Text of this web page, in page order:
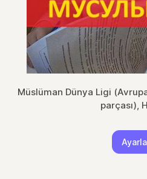
Müslüman Dünya Ligi
parçası),